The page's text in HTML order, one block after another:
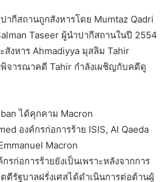
ากีสถานถูกสังหารโดย Mumtaz Qadri
Taseer ผู้นำปากีสถานในปี 2554
สังหาร Ahmadiyya มุสลิม Tahir
จารณาคดี Tahir กำลังเผชิญกับคดีดู
ได้คุกคาม Macron
องค์กรก่อการร้าย ISIS, Al Qaeda
Macron
ก่อการร้ายยังเป็นเพราะหลังจากการ
ตีรัฐบาลฝรั่งเศสได้ดำเนินการต่อต้านผู้